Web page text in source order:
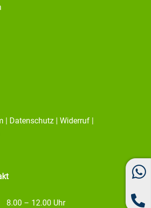
Datenschutz Widerruf
8.00 – 12.00 Uhr